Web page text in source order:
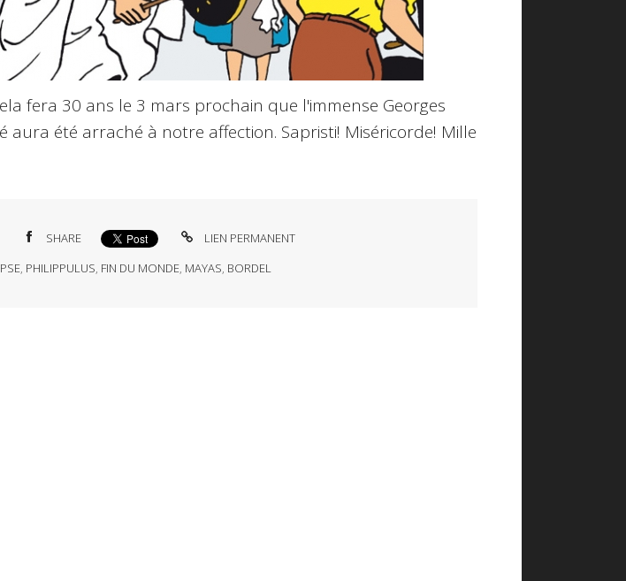
fera 30 ans le 3 mars prochain que l'immense Georges
aura été arraché à notre affection. Sapristi! Miséricorde! Mille
SHARE
LIEN PERMANENT
, PHILIPPULUS FIN DU MONDE, MAYAS BORDEL